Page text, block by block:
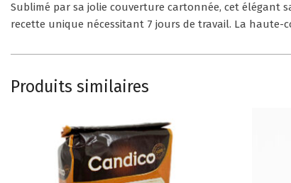
Sublimé par sa jolie couverture cartonnée, cet élégant
recette unique nécessitant 7 jours de travail. La haute-
Produits similaires